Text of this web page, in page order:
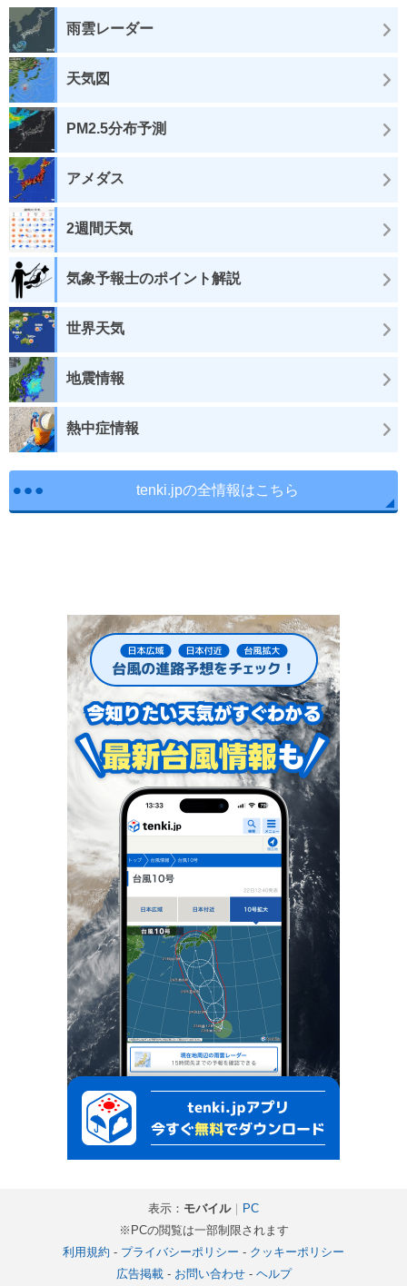
雨雲レーダー
天気図
PM2.5分布予測
アメダス
2週間天気
気象予報士のポイント解説
世界天気
地震情報
熱中症情報
tenki.jpの全情報はこちら
表示： モバイル｜ PC
※PCの閲覧は一部制限されます
利用規約 - プライバシーポリシー - クッキーポリシー
広告掲載- お問い合わせ- ヘルプ